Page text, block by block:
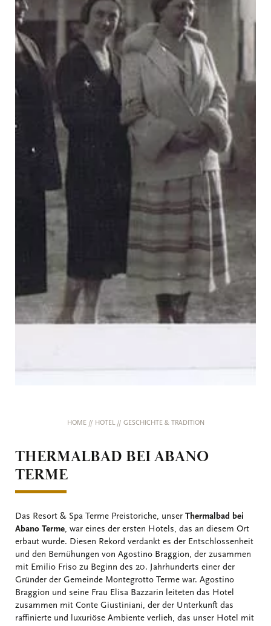
HOME // HOTEL // GESCHICHTE & TRADITION
THERMALBAD BEI ABANO
TERME
Das Resort & Spa Terme Preistoriche, unser Thermalbad bei
Abano Terme, war eines der ersten Hotels, das an diesem Ort
erbaut wurde. Diesen Rekord verdankt es der Entschlossenheit
und den Bemühungen von Agostino Braggion, der zusammen
mit Emilio Friso zu Beginn des 20. Jahrhunderts einer der
Gründer der Gemeinde Montegrotto Terme war. Agostino
Braggion und seine Frau Elisa Bazzarin leiteten das Hotel
zusammen mit Conte Giustiniani, der der Unterkunft das
raffinierte und luxuriöse Ambiente verlieh, das unser Hotel mit